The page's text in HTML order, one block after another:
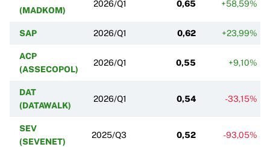
(MADKOM)
2026/Q1 0,65 +58,59%
SAP 2026/Q1 0,62 +23,99%
ACP
(ASSECOPOL)
2026/Q1 0,55 +9,10%
DAT
(DATAWALK)
2026/Q1 0,54 -33,15%
SEV
(SEVENET)
2025/Q3 0,52 -93,05%